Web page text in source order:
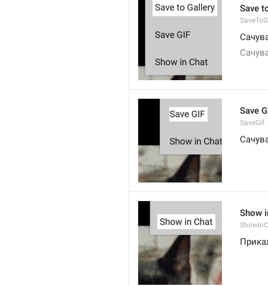
Save
Save
SaveGif
Show